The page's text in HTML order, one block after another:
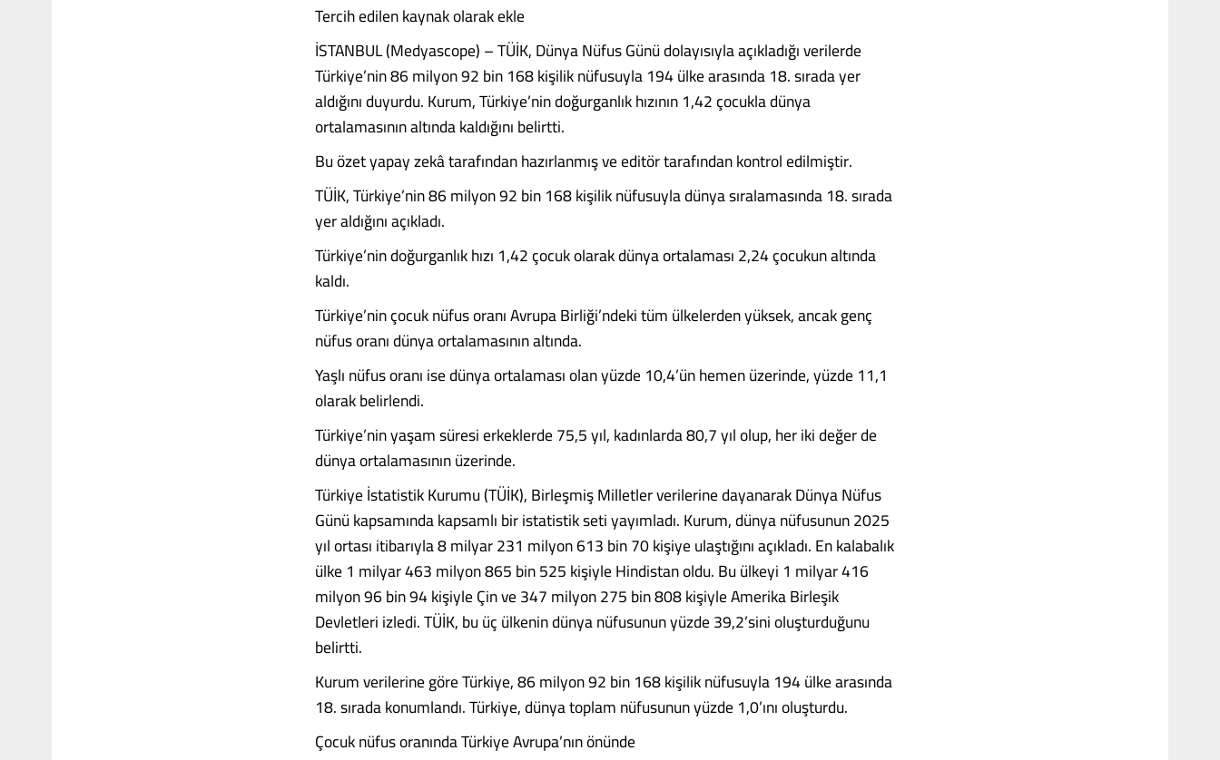
Tercih edilen kaynak olarak ekle
İSTANBUL (Medyascope) – TÜİK, Dünya Nüfus Günü dolayısıyla açıkladığı verilerde
Türkiye’nin 86 milyon 92 bin 168 kişilik nüfusuyla 194 ülke arasında 18. sırada yer
aldığını duyurdu. Kurum, Türkiye’nin doğurganlık hızının 1,42 çocukla dünya
ortalamasının altında kaldığını belirtti.
Bu özet yapay zekâ tarafından hazırlanmış ve editör tarafından kontrol edilmiştir.
TÜİK, Türkiye’nin 86 milyon 92 bin 168 kişilik nüfusuyla dünya sıralamasında 18. sırada
yer aldığını açıkladı.
Türkiye’nin doğurganlık hızı 1,42 çocuk olarak dünya ortalaması 2,24 çocukun altında
kaldı.
Türkiye’nin çocuk nüfus oranı Avrupa Birliği’ndeki tüm ülkelerden yüksek, ancak genç
nüfus oranı dünya ortalamasının altında.
Yaşlı nüfus oranı ise dünya ortalaması olan yüzde 10,4’ün hemen üzerinde, yüzde 11,1
olarak belirlendi.
Türkiye’nin yaşam süresi erkeklerde 75,5 yıl, kadınlarda 80,7 yıl olup, her iki değer de
dünya ortalamasının üzerinde.
Türkiye İstatistik Kurumu (TÜİK), Birleşmiş Milletler verilerine dayanarak Dünya Nüfus
Günü kapsamında kapsamlı bir istatistik seti yayımladı. Kurum, dünya nüfusunun 2025
yıl ortası itibarıyla 8 milyar 231 milyon 613 bin 70 kişiye ulaştığını açıkladı. En kalabalık
ülke 1 milyar 463 milyon 865 bin 525 kişiyle Hindistan oldu. Bu ülkeyi 1 milyar 416
milyon 96 bin 94 kişiyle Çin ve 347 milyon 275 bin 808 kişiyle Amerika Birleşik
Devletleri izledi. TÜİK, bu üç ülkenin dünya nüfusunun yüzde 39,2’sini oluşturduğunu
belirtti.
Kurum verilerine göre Türkiye, 86 milyon 92 bin 168 kişilik nüfusuyla 194 ülke arasında
18. sırada konumlandı. Türkiye, dünya toplam nüfusunun yüzde 1,0’ını oluşturdu.
Çocuk nüfus oranında Türkiye Avrupa’nın önünde